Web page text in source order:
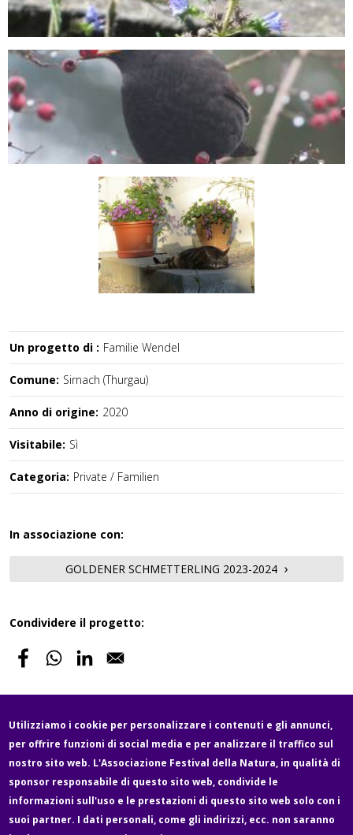
Un progetto di : Familie Wendel
Comune: Sirnach (Thurgau)
Anno di origine: 2020
Visitabile: Sì
Categoria: Private / Familien
In associazione con:
GOLDENER SCHMETTERLING 2023-2024
Condividere il progetto:
Utilizziamo i cookie per personalizzare i contenuti e gli annunci,
per offrire funzioni di social media e per analizzare il traffico sul
nostro sito web. L'Associazione Festival della Natura, in qualità di
sponsor responsabile di questo sito web, condivide le
informazioni sull'uso e le prestazioni di questo sito web solo con i
suoi partner. I dati personali, come gli indirizzi, ecc. non saranno